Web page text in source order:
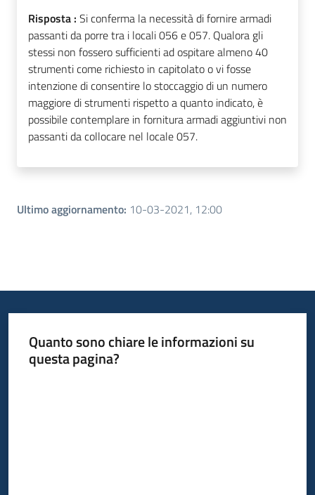
Risposta : Si conferma la necessità di fornire armadi
passanti da porre tra i locali 056 e 057. Qualora gli
stessi non fossero sufficienti ad ospitare almeno 40
strumenti come richiesto in capitolato o vi fosse
intenzione di consentire lo stoccaggio di un numero
maggiore di strumenti rispetto a quanto indicato, è
possibile contemplare in fornitura armadi aggiuntivi non
passanti da collocare nel locale 057.
Ultimo aggiornamento: 10-03-2021, 12:00
Quanto sono chiare le informazioni su
questa pagina?